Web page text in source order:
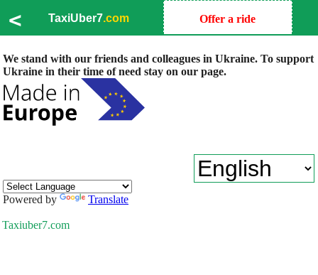
< TaxiUber7.com Offer a ride
We stand with our friends and colleagues in Ukraine. To support
Ukraine in their time of need stay on our page.
Powered by Translate
Taxiuber7.com